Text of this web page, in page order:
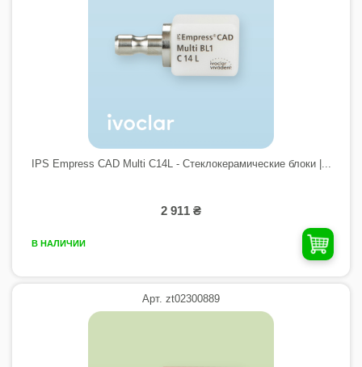
IPS Empress CAD Multi C14L - Стеклокерамические блоки |...
2 911 ₴
В НАЛИЧИИ
Арт. zt02300889